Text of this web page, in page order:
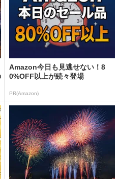
Amazon今日も見逃せない！8
0%OFF以上が続々登場
PR(Amazon)